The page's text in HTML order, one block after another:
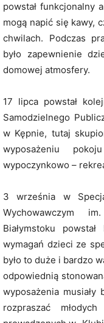
powstał funkcjonalny
mogą napić się kawy,
chwilach. Podczas
było zapewnienie
domowej atmosfery.
17 lipca powstał
Samodzielnego
w Kępnie, tutaj
wyposażeniu
wypoczynkowo –
3 września w
Wychowawczym
Białymstoku
wymagań dzieci ze
było to duże i bardzo
odpowiednią
wyposażenia
rozpraszać